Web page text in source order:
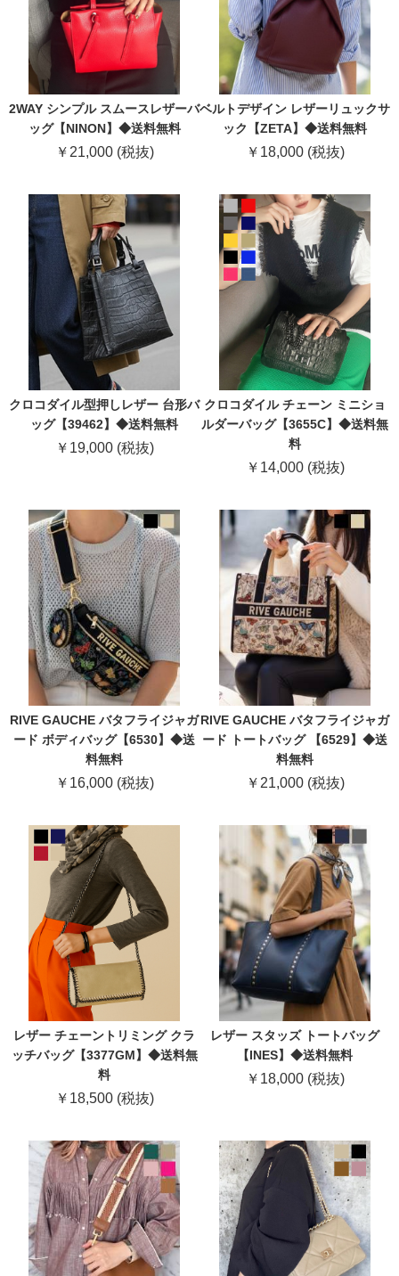
2WAY シンプル スムースレザーバ
ッグ【NINON】◆送料無料
￥21,000 (税抜)
ベルトデザイン レザーリュックサ
ック【ZETA】◆送料無料
￥18,000 (税抜)
クロコダイル型押しレザー 台形バ
ッグ【39462】◆送料無料
￥19,000 (税抜)
クロコダイル チェーン ミニショ
ルダーバッグ【3655C】◆送料無
料
￥14,000 (税抜)
RIVE GAUCHE バタフライジャガ
ード ボディバッグ【6530】◆送
料無料
￥16,000 (税抜)
RIVE GAUCHE バタフライジャガ
ード トートバッグ 【6529】◆送
料無料
￥21,000 (税抜)
レザー チェーントリミング クラ
ッチバッグ【3377GM】◆送料無
料
￥18,500 (税抜)
レザー スタッズ トートバッグ
【INES】◆送料無料
￥18,000 (税抜)